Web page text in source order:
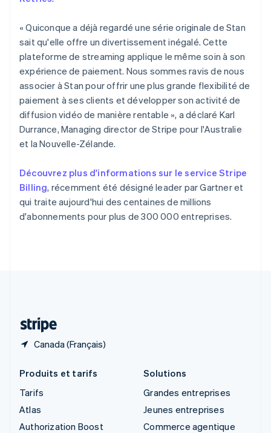
« Quiconque a déjà regardé une série originale de Stan
sait qu'elle offre un divertissement inégalé. Cette
plateforme de streaming applique le même soin à son
expérience de paiement. Nous sommes ravis de nous
associer à Stan pour offrir une plus grande flexibilité de
paiement à ses clients et développer son activité de
diffusion vidéo de manière rentable », a déclaré Karl
Durrance, Managing director de Stripe pour l'Australie
et la Nouvelle-Zélande.
Découvrez plus d'informations sur le service Stripe
Billing, récemment été désigné leader par Gartner et
qui traite aujourd'hui des centaines de millions
d'abonnements pour plus de 300 000 entreprises.
Canada (Français)
Pologne
English
Portugal
PortuguêsEnglish
RAS de Hong Kong, Chine
English 简体中文
République tchèque
English
Roumanie
English
English
Singapour
English简体中文
Slovaquie
English
Produits et tarifs
Tarifs
Atlas
Authorization Boost
Solutions
Grandes entreprises
Jeunes entreprises
Commerce agentique